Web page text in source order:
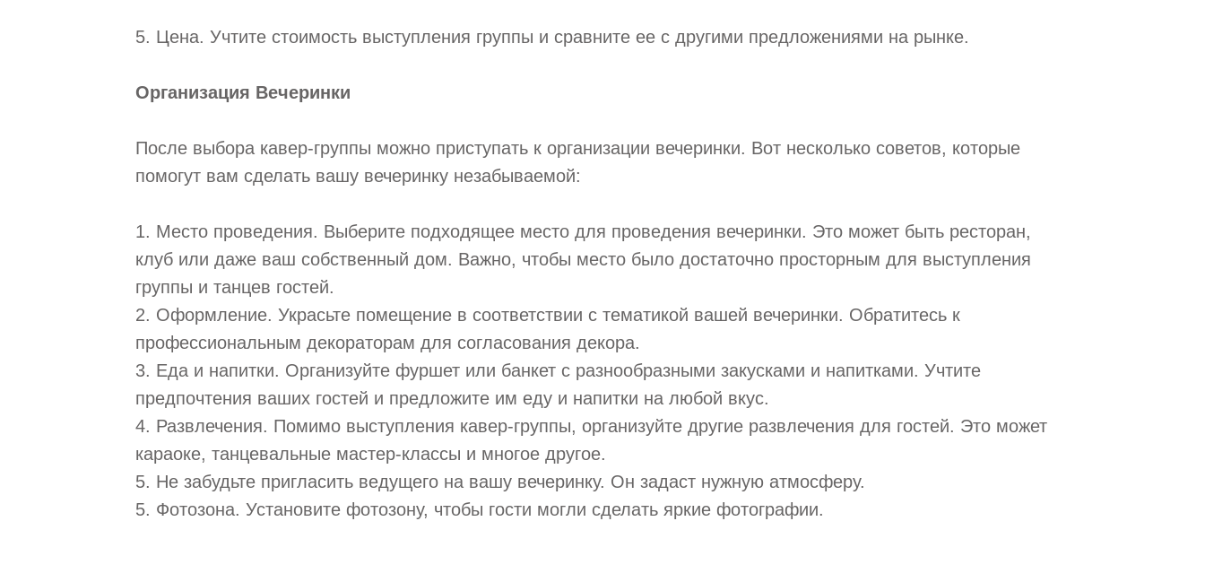
5. Цена. Учтите стоимость выступления группы и сравните ее с другими предложениями на рынке.
Организация Вечеринки
После выбора кавер-группы можно приступать к организации вечеринки. Вот несколько советов, которые
помогут вам сделать вашу вечеринку незабываемой:
1. Место проведения. Выберите подходящее место для проведения вечеринки. Это может быть ресторан,
клуб или даже ваш собственный дом. Важно, чтобы место было достаточно просторным для выступления
группы и танцев гостей.
2. Оформление. Украсьте помещение в соответствии с тематикой вашей вечеринки. Обратитесь к
профессиональным декораторам для согласования декора.
3. Еда и напитки. Организуйте фуршет или банкет с разнообразными закусками и напитками. Учтите
предпочтения ваших гостей и предложите им еду и напитки на любой вкус.
4. Развлечения. Помимо выступления кавер-группы, организуйте другие развлечения для гостей. Это может
караоке, танцевальные мастер-классы и многое другое.
5. Не забудьте пригласить ведущего на вашу вечеринку. Он задаст нужную атмосферу.
5. Фотозона. Установите фотозону, чтобы гости могли сделать яркие фотографии.